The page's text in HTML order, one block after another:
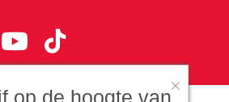
op de hoogte van